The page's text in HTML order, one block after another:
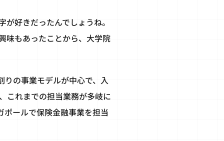
好きだったんでしょうね。
味もあったことから、大学院
りの事業モデルが中心で、入
これまでの担当業務が多岐に
ールで保険金融事業を担当